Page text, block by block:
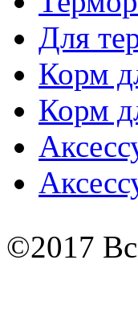
Для
Корм
Корм
©2017